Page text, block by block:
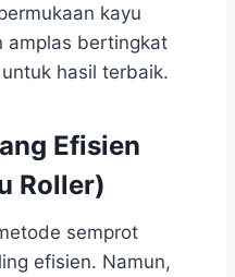
kayu
amplas bertingkat
hasil terbaik.
Efisien
Roller)
semprot
efisien. Namun,